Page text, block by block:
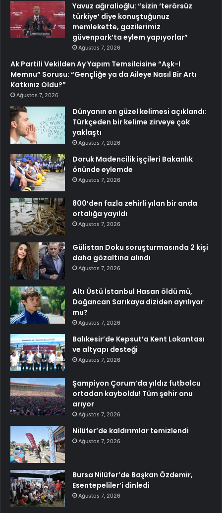
Yavuz ağıralioğlu: “sizin ‘terörsüz
türkiye’ diye konuştuğunuz
memlekette, gazilerimiz
güvenpark’ta eylem yapıyorlar”
Ağustos 7, 2026
Ak Partili Vekilden Ay Yapım Temsilcisine “Aşk-I
Memnu” Sorusu: “Gençliğe ya da Aileye Nasıl Bir Artı
Katkınız Oldu?”
Ağustos 7, 2026
Dünyanın en güzel kelimesi açıklandı:
Türkçeden bir kelime zirveye çok
yaklaştı
Ağustos 7, 2026
Doruk Madencilik işçileri Bakanlık
önünde eylemde
Ağustos 7, 2026
800’den fazla zehirli yılan bir anda
ortalığa yayıldı
Ağustos 7, 2026
Gülistan Doku soruşturmasında 2 kişi
daha gözaltına alındı
Ağustos 7, 2026
Altı Üstü İstanbul Hasan öldü mü,
Doğancan Sarıkaya diziden ayrılıyor
mu?
Ağustos 7, 2026
Balıkesir’de Kepsut’a Kent Lokantası
ve altyapı desteği
Ağustos 7, 2026
Şampiyon Çorum’da yıldız futbolcu
ortadan kayboldu! Tüm şehir onu
arıyor
Ağustos 7, 2026
Nilüfer’de kaldırımlar temizlendi
Ağustos 7, 2026
Bursa Nilüfer’de Başkan Özdemir,
Esentepeliler’i dinledi
Ağustos 7, 2026